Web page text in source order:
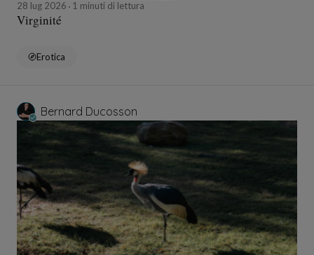
28 lug 2026 1 minuti di lettura
Virginité
Erotica
Bernard Ducosson